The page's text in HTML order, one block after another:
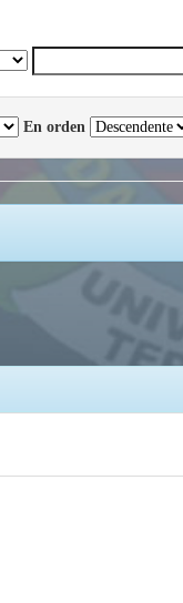
En orden